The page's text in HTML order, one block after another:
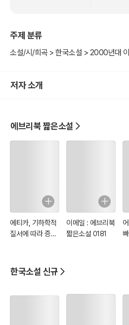
주제 분류
소설/시/희곡 > 한국소설 > 2000년대
저자 소개
에브리북 짧은소설
에티카, 기하학적
질서에 따라 증명
이메일 : 에브리북
짧은소설 0181
한국소설 신규